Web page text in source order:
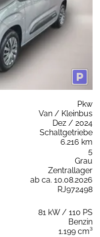
Pkw
Van / Kleinbus
Dez / 2024
Schaltgetriebe
6.216 km
5
Grau
Zentrallager
ab ca. 10.08.2026
RJ972498
81 kW / 110 PS
Benzin
1.199 cm³